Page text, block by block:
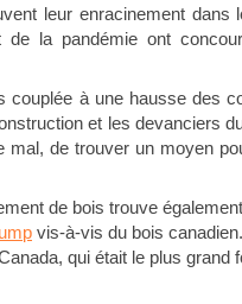
leur enracinement dans
la pandémie ont
couplée à une hausse des
et les devanciers
de trouver un moyen
de bois trouve
vis-à-vis du bois
qui était le plus